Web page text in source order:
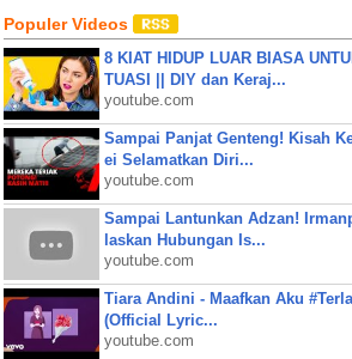
Populer Videos
8 KIAT HIDUP LUAR BIASA
TUASI || DIY dan Keraj...
youtube.com
Sampai Panjat Genteng! Kisah
ei Selamatkan Diri...
youtube.com
Sampai Lantunkan Adzan!
laskan Hubungan Is...
youtube.com
Tiara Andini - Maafkan Aku
(Official Lyric...
youtube.com